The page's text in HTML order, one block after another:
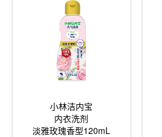
小林洁内宝
内衣洗剂
淡雅玫瑰香型120mL